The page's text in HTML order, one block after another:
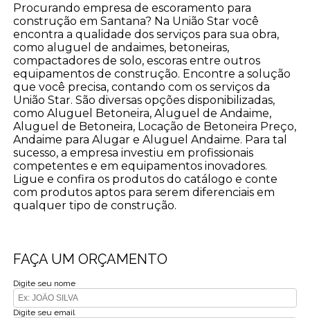
Procurando empresa de escoramento para
construção em Santana? Na União Star você
encontra a qualidade dos serviços para sua obra,
como aluguel de andaimes, betoneiras,
compactadores de solo, escoras entre outros
equipamentos de construção. Encontre a solução
que você precisa, contando com os serviços da
União Star. São diversas opções disponibilizadas,
como Aluguel Betoneira, Aluguel de Andaime,
Aluguel de Betoneira, Locação de Betoneira Preço,
Andaime para Alugar e Aluguel Andaime. Para tal
sucesso, a empresa investiu em profissionais
competentes e em equipamentos inovadores.
Ligue e confira os produtos do catálogo e conte
com produtos aptos para serem diferenciais em
qualquer tipo de construção.
FAÇA UM ORÇAMENTO
Digite seu nome
Digite seu email